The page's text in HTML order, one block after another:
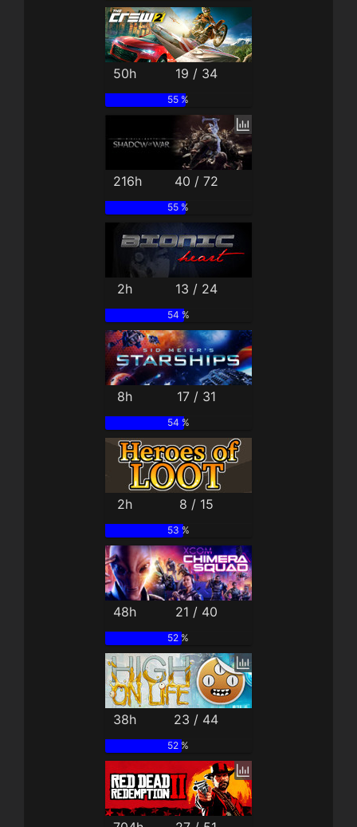
50h 19 / 34
55 %
216h 40 / 72
55 %
2h 13 / 24
54 %
8h 17 / 31
54 %
2h 8 / 15
53 %
48h 21 / 40
52 %
38h 23 / 44
52 %